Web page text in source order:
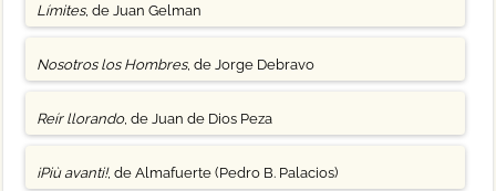
Límites, de Juan Gelman
Nosotros los Hombres, de Jorge Debravo
Reír llorando, de Juan de Dios Peza
¡Più avanti!, de Almafuerte (Pedro B. Palacios)